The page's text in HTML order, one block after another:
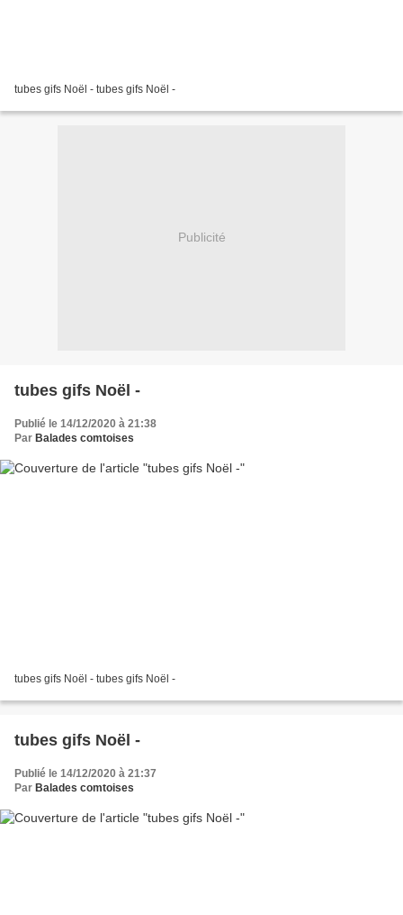
tubes gifs Noël - tubes gifs Noël -
Publicité
tubes gifs Noël -
Publié le 14/12/2020 à 21:38
Par Balades comtoises
tubes gifs Noël - tubes gifs Noël -
tubes gifs Noël -
Publié le 14/12/2020 à 21:37
Par Balades comtoises